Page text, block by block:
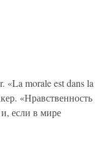
«La morale est dans la
«Нравственность
если в мире